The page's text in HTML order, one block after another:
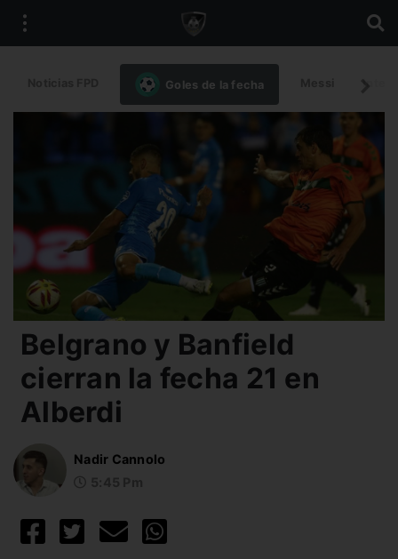
Goles de la fecha
Belgrano y Banfield
cierran la fecha 21 en
Alberdi
Nadir Cannolo